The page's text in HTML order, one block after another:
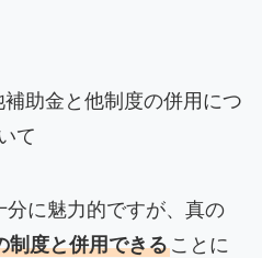
に魅力的ですが、真の
制度と併用できることに